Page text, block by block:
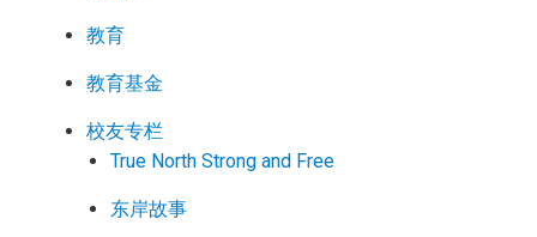
教育
教育基金
校友专栏
True North Strong and Free
东岸故事